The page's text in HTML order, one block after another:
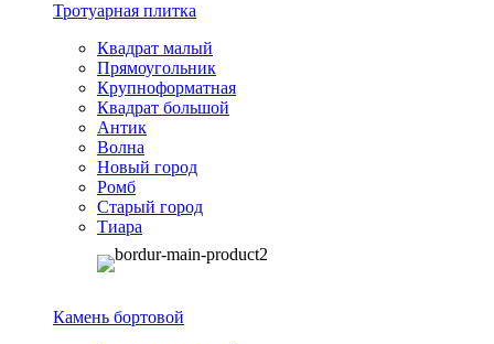
Тротуарная плитка
Квадрат малый
Прямоугольник
Крупноформатная
Квадрат большой
Антик
Волна
Новый город
Ромб
Старый город
Тиара
Камень бортовой